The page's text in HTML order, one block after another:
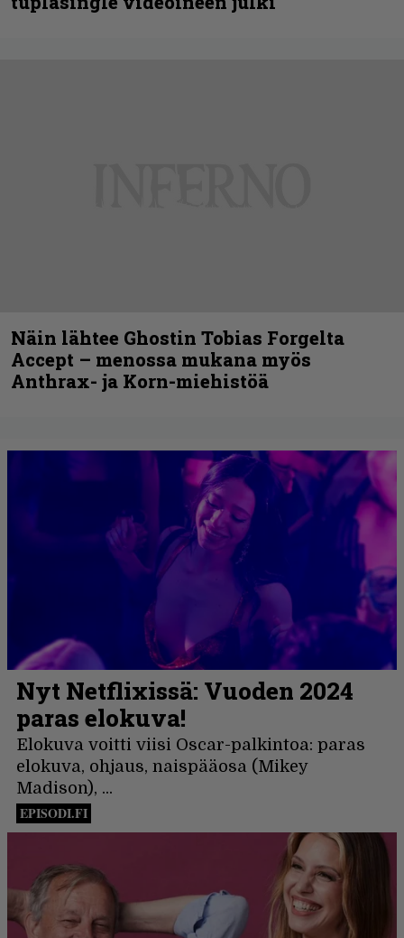
Näin lähtee Ghostin Tobias Forgelta
Accept – menossa mukana myös
Anthrax- ja Korn-miehistöä